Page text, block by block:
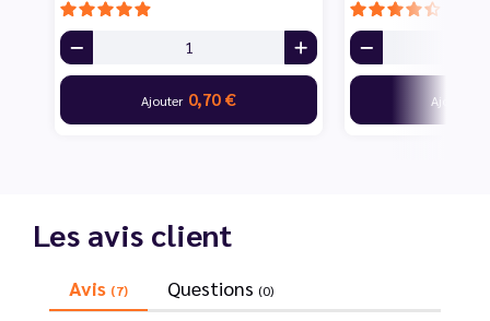
Ajouter 0,70 € Ajouter
Les avis client
Avis (7) Questions (0)